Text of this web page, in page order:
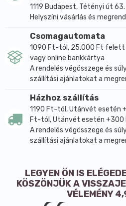
1119 Budapest, Tétényi út
Helyszíni vásárlás és
Csomagautomata
1090 Ft-tól, 25.000 Ft felett
vagy online bankkártya
A rendelés végösszege és
szállítási ajánlatokat a
Házhoz szállítás
1190 Ft-tól, Utánvét esetén
Ft-tól, Utánvét esetén +300
A rendelés végösszege és
szállítási ajánlatokat a
LEGYEN ÖN IS
KÖSZÖNJÜK A
VÉLEMÉNY